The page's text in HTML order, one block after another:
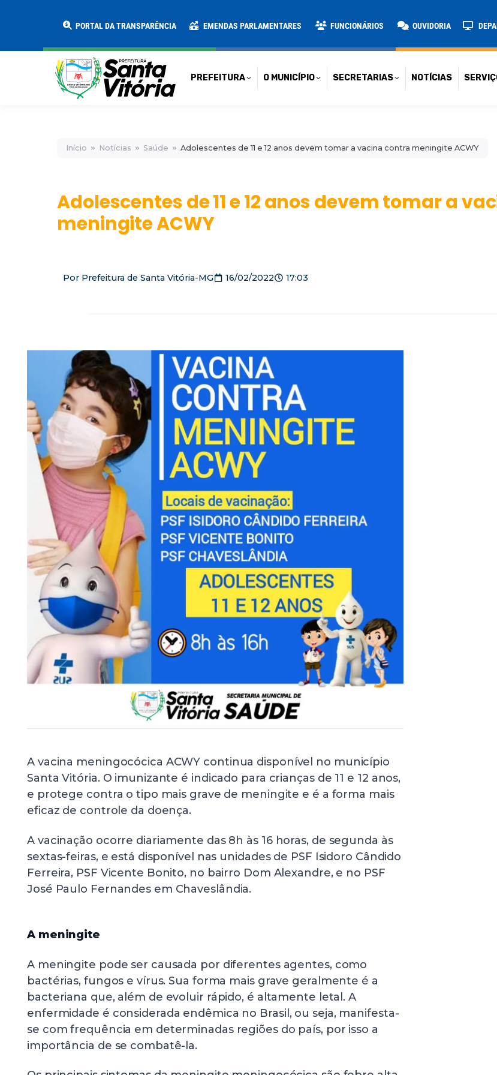
PORTAL DA TRANSPARÊNCIA EMENDAS PARLAMENTARES FUNCIONÁRIOS OUVIDORIA
PREFEITURA O MUNICÍPIO SECRETARIAS NOTÍCIAS
Início Notícias Saúde Adolescentes de 11 e 12 anos devem tomar a vacina contra meningite ACWY
Adolescentes de 11 e 12 anos devem tomar a
meningite ACWY
Por Prefeitura de Santa Vitória-MG 16/02/2022 17:03
A vacina meningocócica ACWY continua disponível no município
Santa Vitória. O imunizante é indicado para crianças de 11 e 12 anos,
e protege contra o tipo mais grave de meningite e é a forma mais
eficaz de controle da doença.
A vacinação ocorre diariamente das 8h às 16 horas, de segunda às
sextas-feiras, e está disponível nas unidades de PSF Isidoro Cândido
Ferreira, PSF Vicente Bonito, no bairro Dom Alexandre, e no PSF
José Paulo Fernandes em Chaveslândia.
A meningite
A meningite pode ser causada por diferentes agentes, como
bactérias, fungos e vírus. Sua forma mais grave geralmente é a
bacteriana que, além de evoluir rápido, é altamente letal. A
enfermidade é considerada endêmica no Brasil, ou seja, manifesta-
se com frequência em determinadas regiões do país, por isso a
importância de se combatê-la.